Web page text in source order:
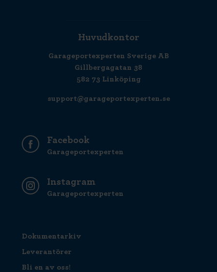
Huvudkontor
Garageportexperten Sverige AB
Gillbergagatan 38
582 73 Linköping
support@garageportexperten.se
Facebook
Garageportexperten
Instagram
Garageportexperten
Dokumentarkiv
Leverantörer
Bli en av oss!